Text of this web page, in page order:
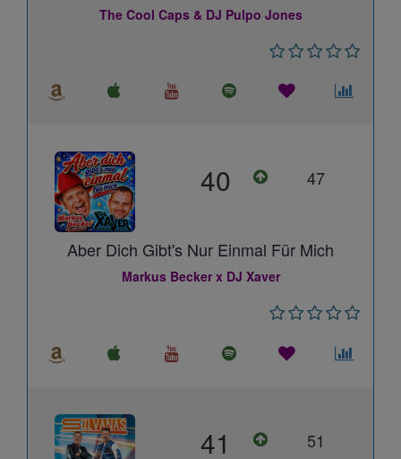
The Cool Caps & DJ Pulpo Jones
40 47
Aber Dich Gibt's Nur Einmal Für Mich
Markus Becker x DJ Xaver
41 51